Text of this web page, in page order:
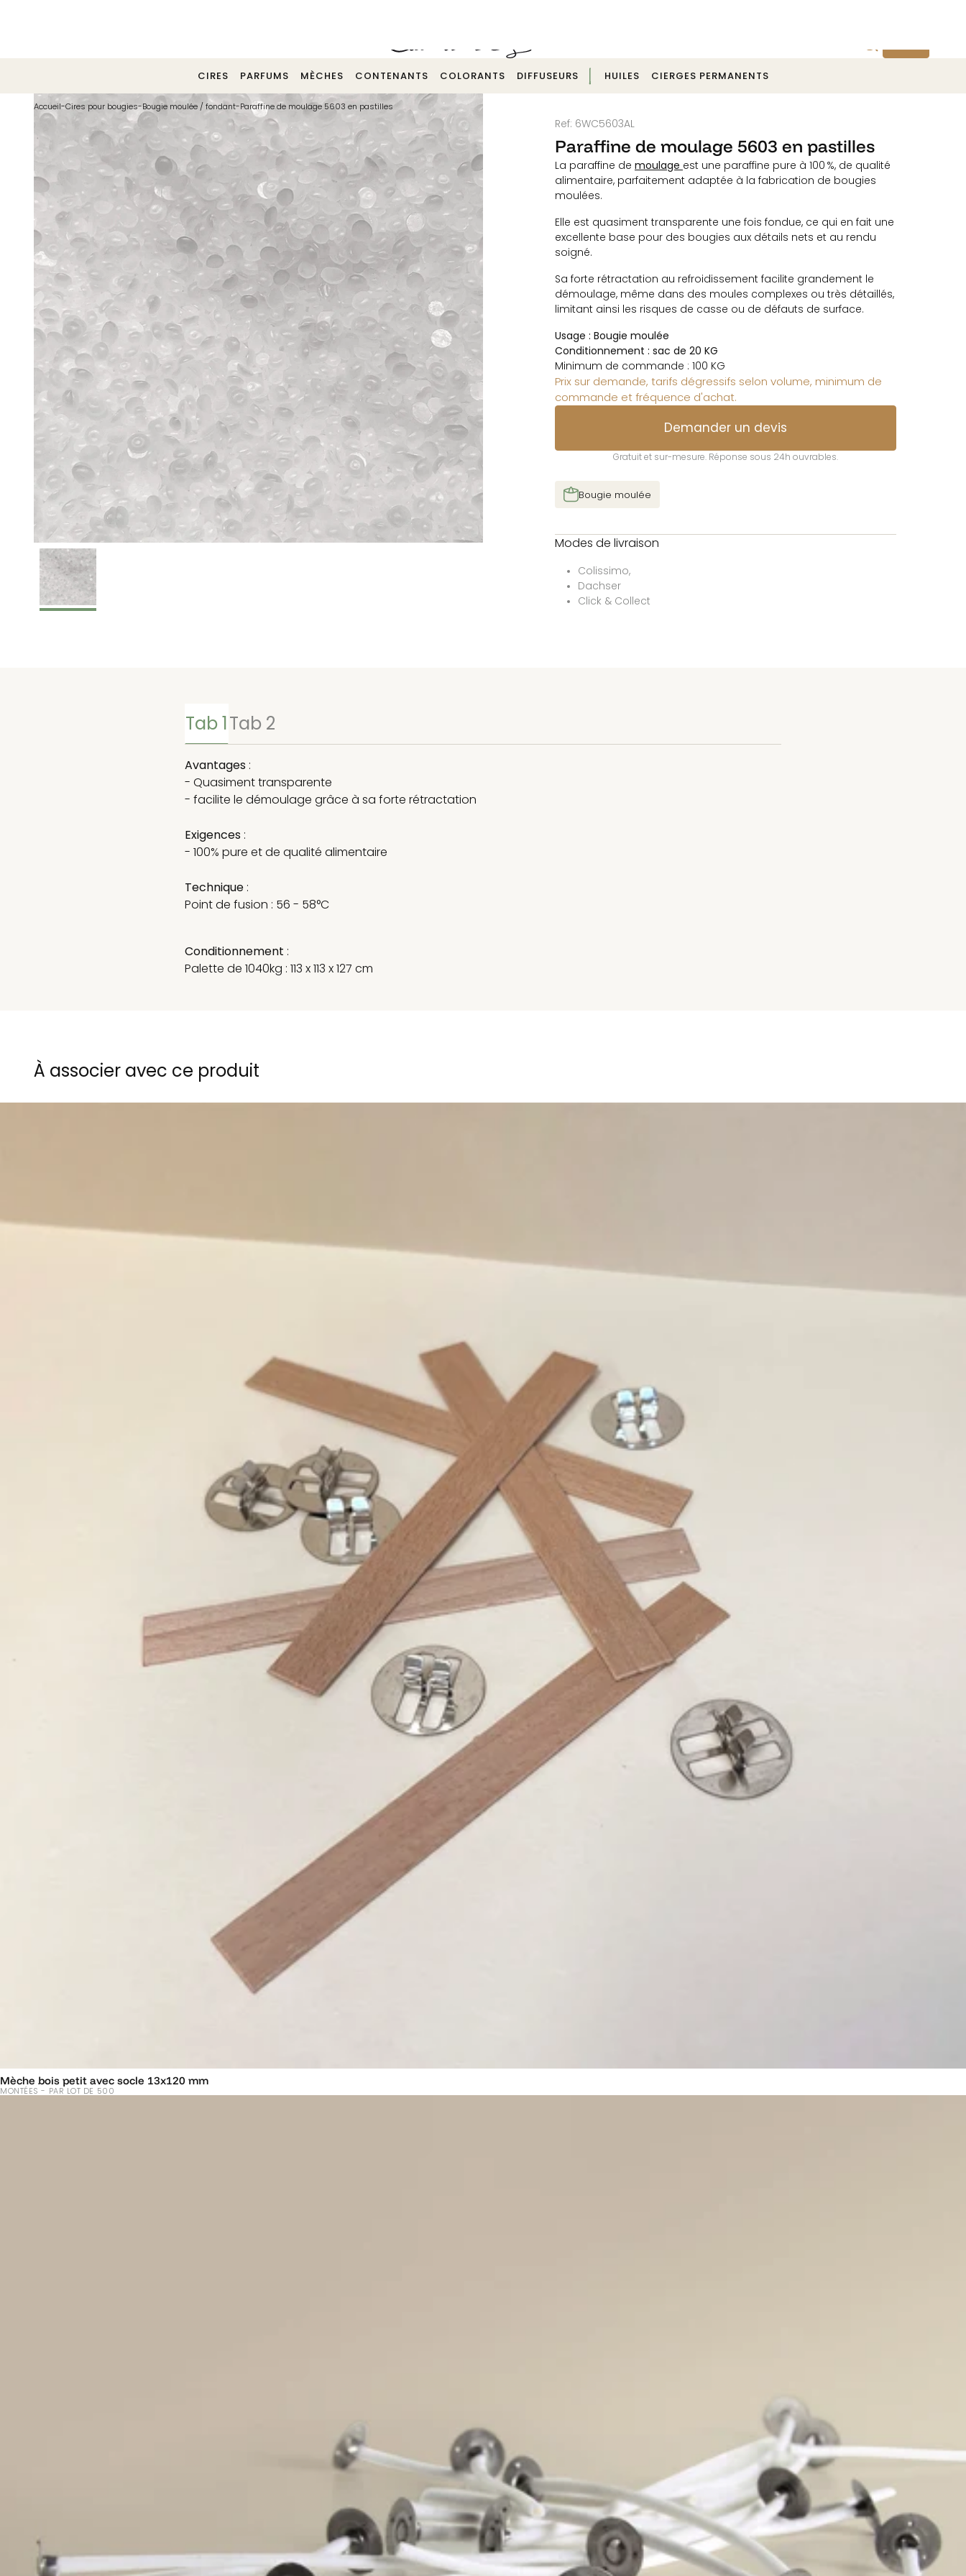
CIRES PARFUMS MÈCHES CONTENANTS COLORANTS DIFFUSEURS HUILES CIERGES PERMANENTS
Accueil-Cires pour bougies-Bougie moulée / fondant-Paraffine de moulage 5603 en pastilles
Ref: 6WC5603AL
Paraffine de moulage 5603 en pastilles
La paraffine de moulage est une paraffine pure à 100 %, de qualité
alimentaire, parfaitement adaptée à la fabrication de bougies
moulées.
Elle est quasiment transparente une fois fondue, ce qui en fait une
excellente base pour des bougies aux détails nets et au rendu
soigné.
Sa forte rétractation au refroidissement facilite grandement le
démoulage, même dans des moules complexes ou très détaillés,
limitant ainsi les risques de casse ou de défauts de surface.
Usage : Bougie moulée
Conditionnement : sac de 20 KG
Minimum de commande : 100 KG
Prix sur demande, tarifs dégressifs selon volume, minimum de
commande et fréquence d'achat.
Demander un devis
Gratuit et sur-mesure. Réponse sous 24h ouvrables.
Bougie moulée
Modes de livraison
Colissimo,
Dachser
Click & Collect
Tab 1Tab 2
Avantages :
- Quasiment transparente
- facilite le démoulage grâce à sa forte rétractation
Exigences :
- 100% pure et de qualité alimentaire
Technique :
Point de fusion : 56 - 58°C
Conditionnement :
Palette de 1040kg : 113 x 113 x 127 cm
À associer avec ce produit
Mèche bois petit avec socle 13x120 mm
MONTÉES - PAR LOT DE 500